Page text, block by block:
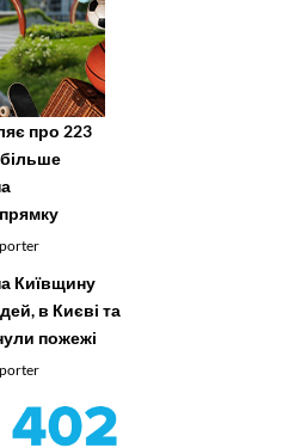
про 223
Київщину
в Києві та
пожежі